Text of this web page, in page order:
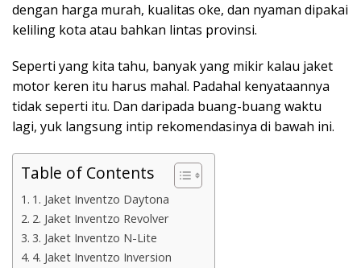
dengan harga murah, kualitas oke, dan nyaman dipakai
keliling kota atau bahkan lintas provinsi.
Seperti yang kita tahu, banyak yang mikir kalau jaket
motor keren itu harus mahal. Padahal kenyataannya
tidak seperti itu. Dan daripada buang-buang waktu
lagi, yuk langsung intip rekomendasinya di bawah ini.
Table of Contents
1. Jaket Inventzo Daytona
2. Jaket Inventzo Revolver
3. Jaket Inventzo N-Lite
4. Jaket Inventzo Inversion